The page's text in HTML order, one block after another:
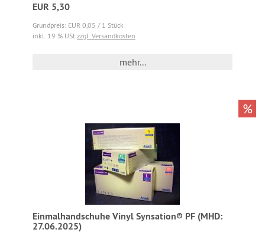
EUR 5,30
Grundpreis: EUR 0,05 / 1 Stück
inkl. 19 % USt zzgl. Versandkosten
mehr...
Einmalhandschuhe Vinyl Synsation® PF (MHD:
27.06.2025)
%